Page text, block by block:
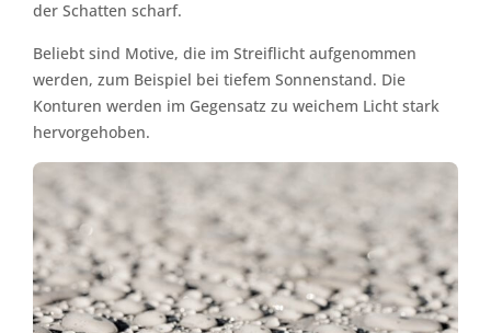
der Schatten scharf.
Beliebt sind Motive, die im Streiflicht aufgenommen
werden, zum Beispiel bei tiefem Sonnenstand. Die
Konturen werden im Gegensatz zu weichem Licht stark
hervorgehoben.